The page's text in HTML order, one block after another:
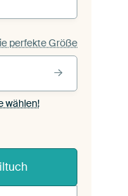
perfekte Größe
wählen!